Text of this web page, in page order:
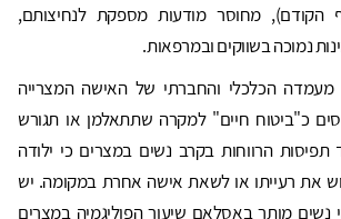
הקודם), מחוסר מודעות מספקת לנחיצותם,
נמוכה בשווקים ובמרפאות.
מעמדה הכלכלי והחברתי של האישה המצרייה
כ"ביטוח חיים" למקרה שתתאלמן או תגורש
הרווחות בקרב נשים במצרים כי ילודה
את רעייתו או לשאת אישה אחרת במקומה. יש
נשים מותר באסלאם שיעור הפוליגמיה במצרים